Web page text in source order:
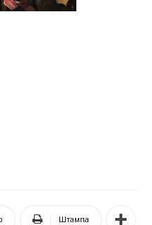
Штампа